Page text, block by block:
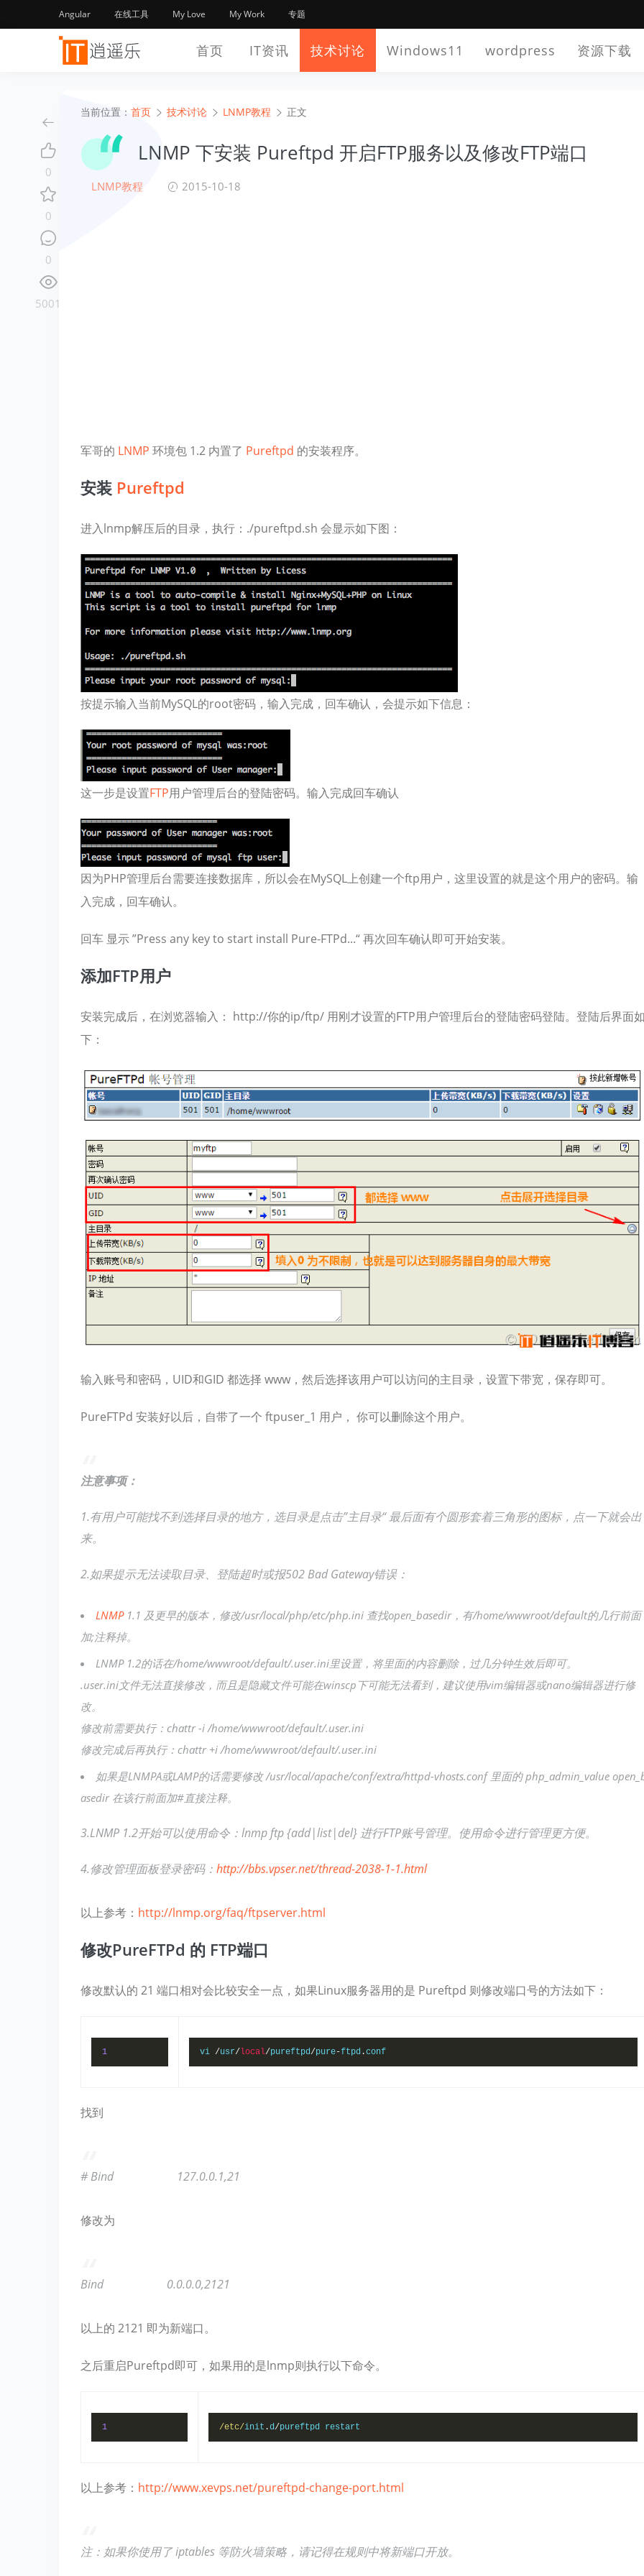
Angular 在线工具 My Love My Work 专题
首页 IT资讯 技术讨论 Windows11 wordpress 资源下载
当前位置： 首页 技术讨论 LNMP教程 正文
LNMP 下安装 Pureftpd 开启FTP服务以及修改FTP端口
LNMP教程 2015-10-18
军哥的 LNMP 环境包 1.2 内置了 Pureftpd 的安装程序。
安装 Pureftpd
进入lnmp解压后的目录，执行：./pureftpd.sh 会显示如下图：
按提示输入当前MySQL的root密码，输入完成，回车确认，会提示如下信息：
这一步是设置FTP用户管理后台的登陆密码。输入完成回车确认
因为PHP管理后台需要连接数据库，所以会在MySQL上创建一个ftp用户，这里设置的就是这个用户的密码。输
入完成，回车确认。
回车 显示 ”Press any key to start install Pure-FTPd...“ 再次回车确认即可开始安装。
添加FTP用户
安装完成后，在浏览器输入： http://你的ip/ftp/ 用刚才设置的FTP用户管理后台的登陆密码登陆。登陆后界面
下：
输入账号和密码，UID和GID 都选择 www，然后选择该用户可以访问的主目录，设置下带宽，保存即可。
PureFTPd 安装好以后，自带了一个 ftpuser_1 用户， 你可以删除这个用户。
注意事项：
1.有用户可能找不到选择目录的地方，选目录是点击”主目录“ 最后面有个圆形套着三角形的图标，点一下就会出
来。
2.如果提示无法读取目录、登陆超时或报502 Bad Gateway错误：
LNMP1.1 及更早的版本，修改/usr/local/php/etc/php.ini 查找open_basedir，有/home/wwwroot/default的几行前面
加;注释掉。
LNMP 1.2的话在/home/wwwroot/default/.user.ini里设置，将里面的内容删除，过几分钟生效后即可。
.user.ini文件无法直接修改，而且是隐藏文件可能在winscp下可能无法看到，建议使用vim编辑器或nano编辑器进行修
改。
修改前需要执行：chattr -i /home/wwwroot/default/.user.ini
修改完成后再执行：chattr +i /home/wwwroot/default/.user.ini
如果是LNMPA或LAMP的话需要修改 /usr/local/apache/conf/extra/httpd-vhosts.conf 里面的 php_admin_value
asedir 在该行前面加#直接注释。
3.LNMP 1.2开始可以使用命令：lnmp ftp {add|list|del} 进行FTP账号管理。使用命令进行管理更方便。
4.修改管理面板登录密码： http://bbs.vpser.net/thread-2038-1-1.html
以上参考： http://lnmp.org/faq/ftpserver.html
修改PureFTPd 的 FTP端口
修改默认的 21 端口相对会比较安全一点，如果Linux服务器用的是 Pureftpd 则修改端口号的方法如下：
1 vi /usr/local/pureftpd/pure-ftpd .conf
找到
# Bind 127.0.0.1,21
修改为
Bind 0.0.0.0,2121
以上的 2121 即为新端口。
之后重启Pureftpd即可，如果用的是lnmp则执行以下命令。
1 /etc/init .d/pureftpd restart
以上参考： http://www.xevps.net/pureftpd-change-port.html
注：如果你使用了 iptables 等防火墙策略，请记得在规则中将新端口开放。
0
0
0
5001